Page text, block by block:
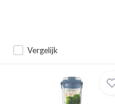
Vergelijk